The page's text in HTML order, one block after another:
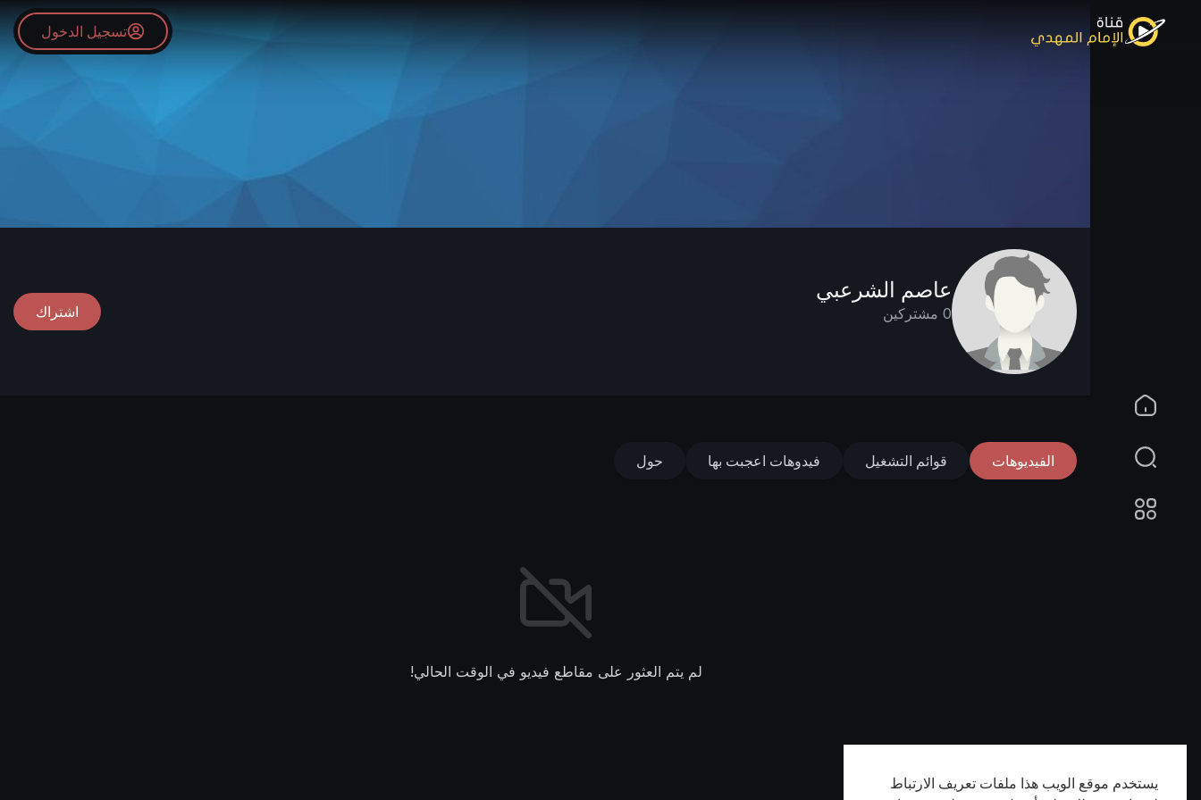
يستخدم موقع الويب هذا ملفات تعريف الارتباط
تسجيل الدخول
عاصم الشرعبي
0 مشتركين اشتراك
الفيديوهات قوائم التشغيل فيدوهات اعجبت بها حول
لم يتم العثور على مقاطع فيديو في الوقت الحالي!